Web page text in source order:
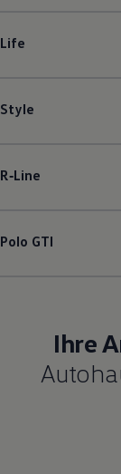
Life
Style
R‑Line
Polo GTI
Ihre